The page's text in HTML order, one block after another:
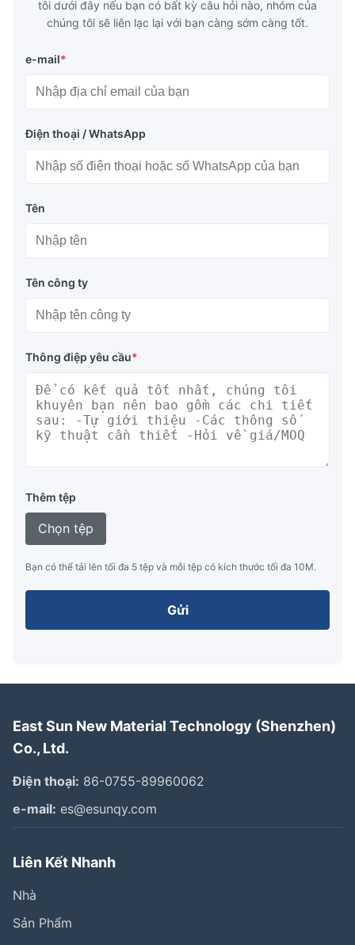
tôi dưới đây nếu bạn có bất kỳ câu hỏi nào, nhóm của
chúng tôi sẽ liên lạc lại với bạn càng sớm càng tốt.
e-mail*
Điện thoại / WhatsApp
Tên
Tên công ty
Thông điệp yêu cầu*
Thêm tệp
Chọn tệp
Bạn có thể tải lên tối đa 5 tệp và mỗi tệp có kích thước tối đa 10M.
Gửi
East Sun New Material Technology (Shenzhen)
Co., Ltd.
Điện thoại: 86-0755-89960062
e-mail: es@esunqy.com
Liên Kết Nhanh
Nhà
Sản Phẩm